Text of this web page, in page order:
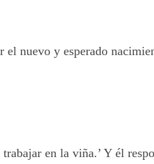
el nuevo y esperado
en la viña.’ Y él